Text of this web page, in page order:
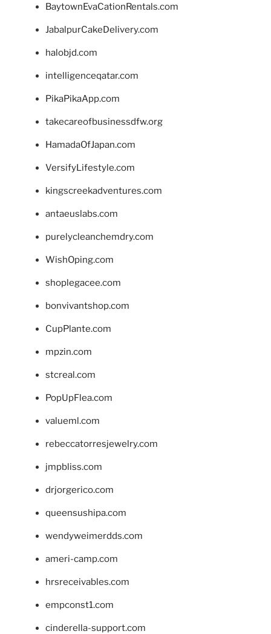
BaytownEvaCationRentals.com
JabalpurCakeDelivery.com
halobjd.com
intelligenceqatar.com
PikaPikaApp.com
takecareofbusinessdfw.org
HamadaOfJapan.com
VersifyLifestyle.com
kingscreekadventures.com
antaeuslabs.com
purelycleanchemdry.com
WishOping.com
shoplegacee.com
bonvivantshop.com
CupPlante.com
mpzin.com
stcreal.com
PopUpFlea.com
valueml.com
rebeccatorresjewelry.com
jmpbliss.com
drjorgerico.com
queensushipa.com
wendyweimerdds.com
ameri-camp.com
hrsreceivables.com
empconst1.com
cinderella-support.com